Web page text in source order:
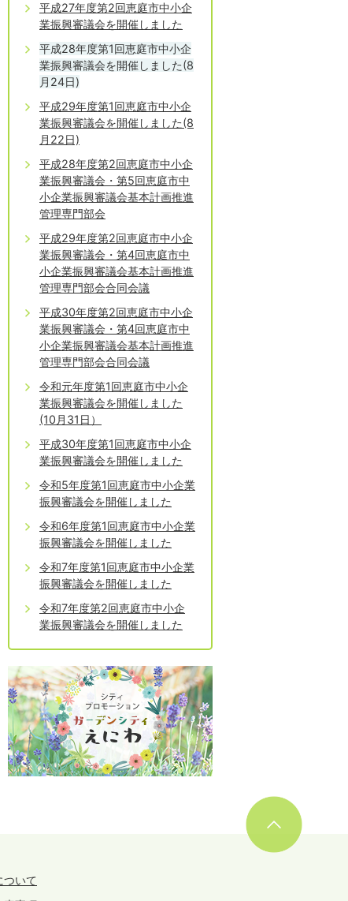
平成27年度第2回恵庭市中小企
業振興審議会を開催しました
平成28年度第1回恵庭市中小企
業振興審議会を開催しました(8
月24日)
平成29年度第1回恵庭市中小企
業振興審議会を開催しました(8
月22日)
平成28年度第2回恵庭市中小企
業振興審議会・第5回恵庭市中
小企業振興審議会基本計画推進
管理専門部会
平成29年度第2回恵庭市中小企
業振興審議会・第4回恵庭市中
小企業振興審議会基本計画推進
管理専門部会合同会議
平成30年度第2回恵庭市中小企
業振興審議会・第4回恵庭市中
小企業振興審議会基本計画推進
管理専門部会合同会議
令和元年度第1回恵庭市中小企
業振興審議会を開催しました
(10月31日）
平成30年度第1回恵庭市中小企
業振興審議会を開催しました
令和5年度第1回恵庭市中小企業
振興審議会を開催しました
令和6年度第1回恵庭市中小企業
振興審議会を開催しました
令和7年度第1回恵庭市中小企業
振興審議会を開催しました
令和7年度第2回恵庭市中小企
業振興審議会を開催しました
ついて